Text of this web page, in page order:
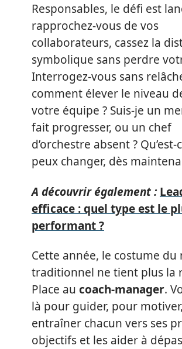
Responsables, le défi est
rapprochez-vous de vos
collaborateurs, cassez la
symbolique sans perdre
Interrogez-vous sans
comment élever le niveau
votre équipe ? Suis-je un
fait progresser, ou un chef
d’orchestre absent ?
peux changer, dès
A découvrir également :
efficace : quel type est le
performant ?
Cette année, le costume du
traditionnel ne tient plus la
Place au coach-manager.
là pour guider, pour
entraîner chacun vers ses
objectifs et les aider à